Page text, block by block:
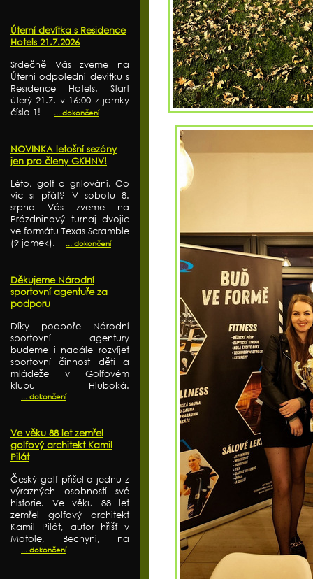
Úterní devítka s Residence
Hotels 21.7.2026
Srdečně Vás zveme na
Úterní odpolední devítku s
Residence Hotels. Start
úterý 21.7. v 16:00 z jamky
číslo 1!
... dokončení
NOVINKA letošní sezóny
jen pro členy GKHNV!
Léto, golf a grilování. Co
víc si přát? V sobotu 8.
srpna Vás zveme na
Prázdninový turnaj dvojic
ve formátu Texas Scramble
(9 jamek).
... dokončení
Děkujeme Národní
sportovní agentuře za
podporu
Díky podpoře Národní
sportovní agentury
budeme i nadále rozvíjet
sportovní činnost dětí a
mládeže v Golfovém
klubu Hluboká.
... dokončení
Ve věku 88 let zemřel
golfový architekt Kamil
Pilát
Český golf přišel o jednu z
výrazných osobností své
historie. Ve věku 88 let
zemřel golfový architekt
Kamil Pilát, autor hřišť v
Motole, Bechyni, na
... dokončení